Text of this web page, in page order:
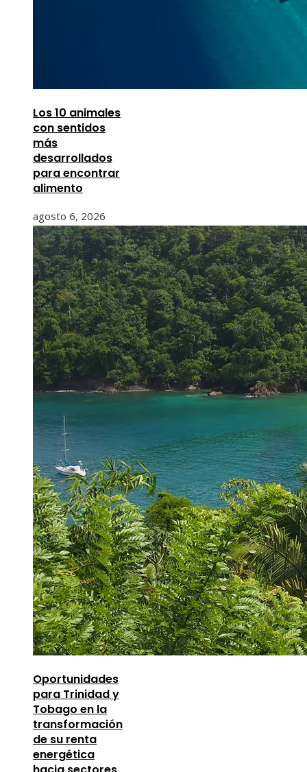
Los 10 animales
con sentidos
más
desarrollados
para encontrar
alimento
agosto 6, 2026
Oportunidades
para Trinidad y
Tobago en la
transformación
de su renta
energética